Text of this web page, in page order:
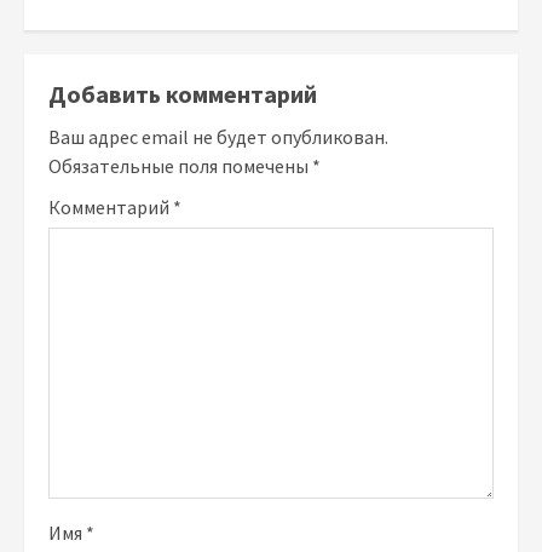
Добавить комментарий
Ваш адрес email не будет опубликован.
Обязательные поля помечены *
Комментарий *
Имя *